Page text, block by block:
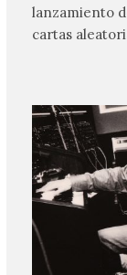
lanzamiento
cartas